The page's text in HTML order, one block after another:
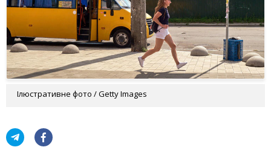
Ілюстративне фото / Getty Images